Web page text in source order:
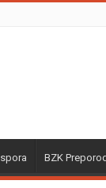
BZK Preporod